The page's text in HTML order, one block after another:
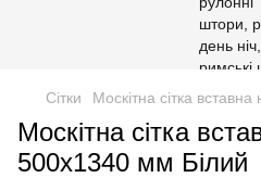
Сітки Москітна сітка
Москітна сітка
500х1340 мм Білий